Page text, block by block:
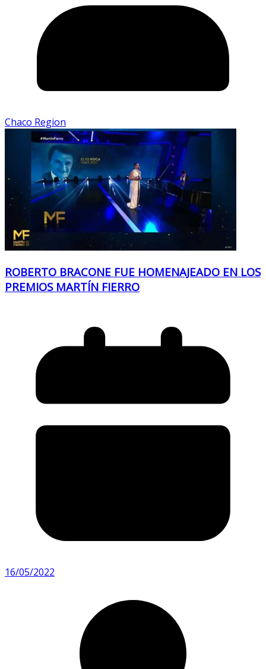
Chaco Region
ROBERTO BRACONE FUE HOMENAJEADO EN LOS
PREMIOS MARTÍN FIERRO
16/05/2022